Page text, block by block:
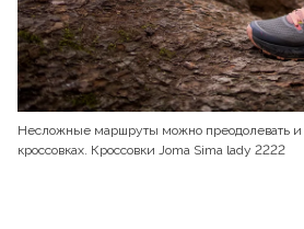
Несложные маршруты можно преодолевать и
кроссовках. Кроссовки Joma Sima lady 2222